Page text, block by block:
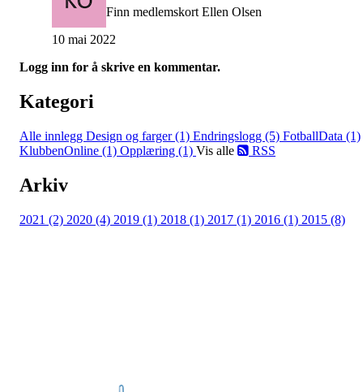
Finn medlemskort Ellen Olsen
10 mai 2022
Logg inn for å skrive en kommentar.
Kategori
Alle innlegg Design og farger (1) Endringslogg (5) FotballData (1)
KlubbenOnline (1) Opplæring (1) Vis alle RSS
Arkiv
2021 (2) 2020 (4) 2019 (1) 2018 (1) 2017 (1) 2016 (1) 2015 (8)